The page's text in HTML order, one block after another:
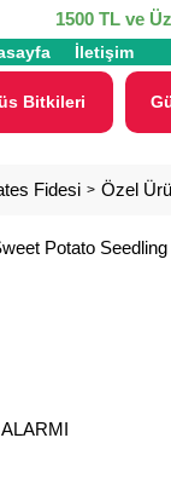
1500 TL ve
İletişim
Bitkileri
Fidesi Özel